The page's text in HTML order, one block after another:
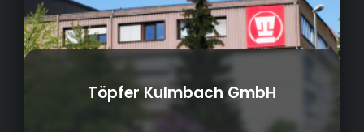
Töpfer Kulmbach GmbH